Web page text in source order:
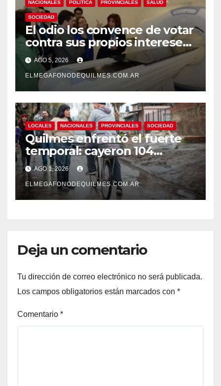
NACIONALES POLÍTICA PROVINCIALES SALUD
SOCIEDAD
El odio los convence de votar
contra sus propios intereses.
Una Sociedad atrapada en la
grieta
AGO 5, 2026
ELMEGAFONODEQUILMES.COM.AR
LOCALES NACIONALES PROVINCIALES SOCIEDAD
Quilmes enfrentó el fuerte
temporal: cayeron 104
milímetros de lluvia en 24
horas.
AGO 1, 2026
ELMEGAFONODEQUILMES.COM.AR
Deja un comentario
Tu dirección de correo electrónico no será publicada.
Los campos obligatorios están marcados con *
Comentario *